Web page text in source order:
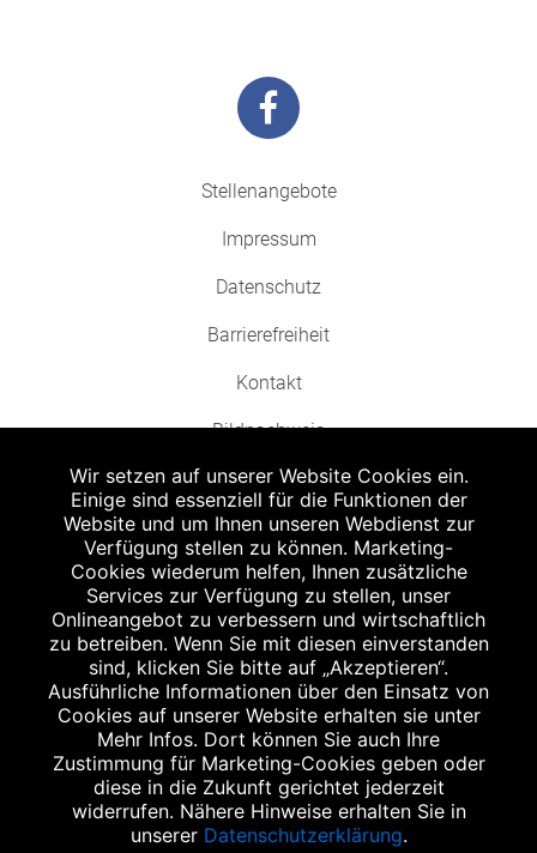
Stellenangebote
Impressum
Datenschutz
Barrierefreiheit
Kontakt
Bildnachweis
Abgabe in haushaltsüblichen Mengen, solange der Vorrat reicht. Für Druck-
und Satzfehler keine Haftung.
Zu Risiken und Nebenwirkungen lesen Sie die Packungsbeilage und fragen
Sie Ihren Arzt oder Apotheker.
Angabe nach der deutschen Arzneimitteltaxe Apothekenerstattungspreis
(AEP). Der AEP ist keine unverbindliche Preisempfehlung der Hersteller. Der
AEP ist ein von den Apotheken in Ansatz gebrachter Preis für rezeptfreie
Arzneimittel. Er entspricht in der Höhe dem für Apotheken verbindlichen
Abgabepreis, zu dem eine Apotheke in bestimmten Fällen (z.B. bei Kindern
unter 12 Jahren) das Produkt mit der gesetzlichen Krankenversicherung
abrechnet. Der AEP ist der allgemeine Erstattungspreis im Falle einer
Kostenübernahme durch die gesetzlichen Krankenkassen, vor Abzug eines
Zwangsrabattes (zur Zeit 5%) nach §130 Abs. 1 SGB V.
Unverbindliche Preisempfehlung des Herstellers (UVP).
Wir setzen auf unserer Website Cookies ein.
Einige sind essenziell für die Funktionen der
Website und um Ihnen unseren Webdienst zur
Verfügung stellen zu können. Marketing-
Cookies wiederum helfen, Ihnen zusätzliche
Services zur Verfügung zu stellen, unser
Onlineangebot zu verbessern und wirtschaftlich
zu betreiben. Wenn Sie mit diesen einverstanden
sind, klicken Sie bitte auf „Akzeptieren“.
Ausführliche Informationen über den Einsatz von
Cookies auf unserer Website erhalten sie unter
Mehr Infos. Dort können Sie auch Ihre
Zustimmung für Marketing-Cookies geben oder
diese in die Zukunft gerichtet jederzeit
widerrufen. Nähere Hinweise erhalten Sie in
unserer Datenschutzerklärung.